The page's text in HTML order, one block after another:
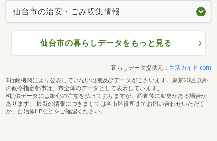
仙台市の治安・ごみ収集情報
仙台市の暮らしデータをもっと見る
暮らしデータ提供元： 生活ガイド.com
※行政機関により公表していない地域及びデータがございます。東京23区以外
の政令指定都市は、市全体のデータとして表示しています。
※提供データには細心の注意を払っておりますが、調査後に変更がある場合が
あります。 最新の情報につきましては各市区役所までお問い合わせいただく
か、自治体HPなどをご確認ください。